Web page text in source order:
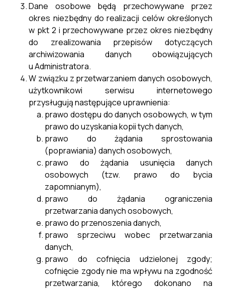
Pliki do pobrania
Harmonogram Odbioru Odpadów 2025 Pobierz
DEKLARACJA 2022R Pobierz
Harmonogram 2022 Pobierz
DEKLARACJA 2022R (1)
Harmonogram 2024 R
Dane osobowe będą przechowywane przez
okres niezbędny do realizacji celów określonych
w pkt 2 i przechowywane przez okres niezbędny
do zrealizowania przepisów dotyczących
archiwizowania danych obowiązujących
u Administratora.
W związku z przetwarzaniem danych osobowych,
użytkownikowi serwisu internetowego
przysługują następujące uprawnienia:
prawo dostępu do danych osobowych, w tym
prawo do uzyskania kopii tych danych,
prawo do żądania sprostowania
(poprawiania) danych osobowych,
prawo do żądania usunięcia danych
osobowych (tzw. prawo do bycia
zapomnianym),
prawo do żądania ograniczenia
przetwarzania danych osobowych,
prawo do przenoszenia danych,
prawo sprzeciwu wobec przetwarzania
danych,
prawo do cofnięcia udzielonej zgody;
cofnięcie zgody nie ma wpływu na zgodność
przetwarzania, którego dokonano na